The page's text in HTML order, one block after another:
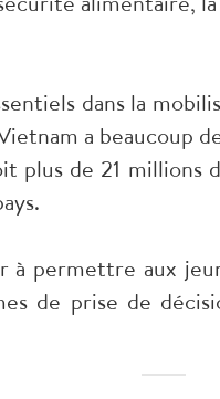
dans la
a beaucoup
plus de 21 millions
permettre aux
de prise de